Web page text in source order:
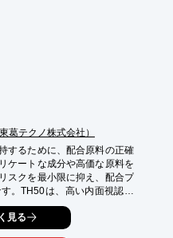
葛テクノ株式会社）
するために、配合原料の正確
ケートな成分や高価な原料を
スクを最小限に抑え、配合プ
。TH50は、高い内面視認性
き、配合プロセスにおけるト
、PFAの耐薬品性と柔軟性に
安定した配合をサポートしま
見る